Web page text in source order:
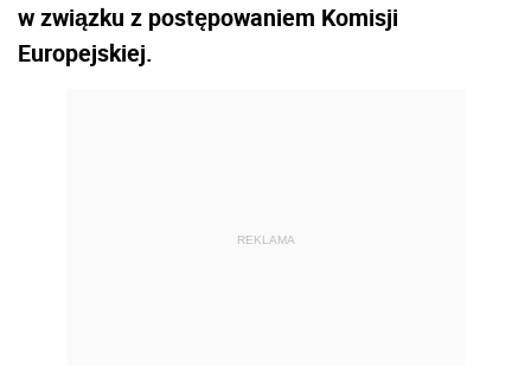
w związku z postępowaniem Komisji
Europejskiej.
REKLAMA